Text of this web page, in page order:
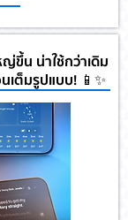
ขึ้น น่าใช้กว่าเดิม
ต็มรูปแบบ! 📱✨